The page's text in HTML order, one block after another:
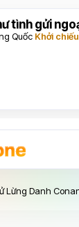
tình gửi
Quốc Khởi
Lừng Danh